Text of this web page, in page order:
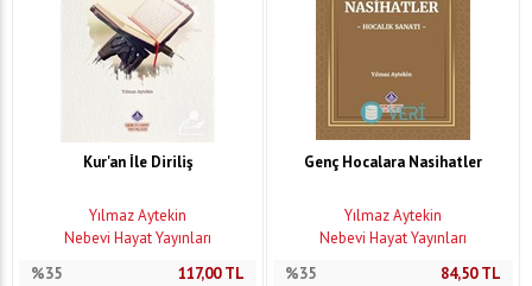
Kur'an İle Diriliş
Yılmaz Aytekin
Nebevi Hayat Yayınları
%35
117,00TL
Genç Hocalara Nasihatler
Yılmaz Aytekin
Nebevi Hayat Yayınları
%35
84,50TL